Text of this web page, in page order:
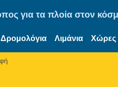
για τα πλοία στον
Λιμάνια Χώρες